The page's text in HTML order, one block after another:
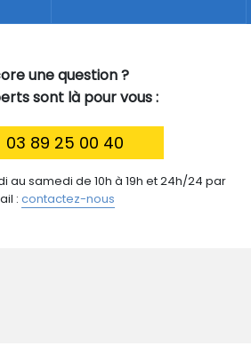
une question ?
sont là pour vous :
03 89 25 00 40
au samedi de 10h à 19h et 24h/24 par
: contactez-nous